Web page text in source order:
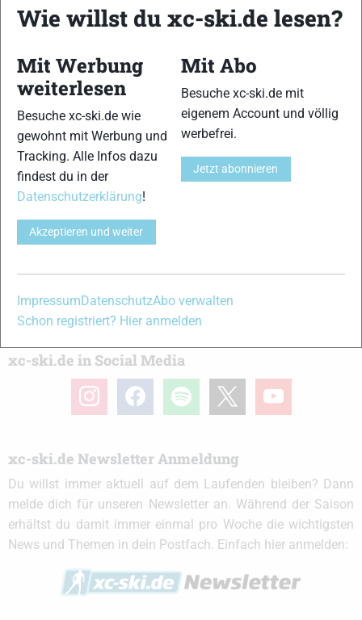
Grüße Helmut
xc-ski.de ist DAS deutschsprachige Portal mit aktuellen
News aus dem Skilanglauf, Biathlon und der Nordischen
Kombination, einer Loipendatenbank, Langlauf-Community
und allem was du sonst noch über deine Lieblingssportarten
wissen solltest.
ObSkilanglauf-Anfänger oder Profi-Sportler, wir haben
immer ein offenes Ohr für dich! Du kannst uns jederzeit über
dasKontaktformularerreichen.
xc-ski.de in Social Media
instagramfacebook spotify youtube
xc-ski.de Newsletter Anmeldung
Du willst immer aktuell auf dem Laufenden bleiben? Dann
melde dich für unseren Newsletter an. Während der Saison
erhältst du damit immer einmal pro Woche die wichtigsten
News und Themen in dein Postfach. Einfach hier anmelden:
Wie willst du xc-ski.de lesen?
Mit Werbung
weiterlesen
Besuche xc-ski.de wie
gewohnt mit Werbung und
Tracking. Alle Infos dazu
findest du in der
Datenschutzerklärung!
Akzeptieren und weiter
Mit Abo
Besuche xc-ski.de mit
eigenem Account und völlig
werbefrei.
Jetzt abonnieren
ImpressumDatenschutzAbo verwalten
Schon registriert? Hier anmelden